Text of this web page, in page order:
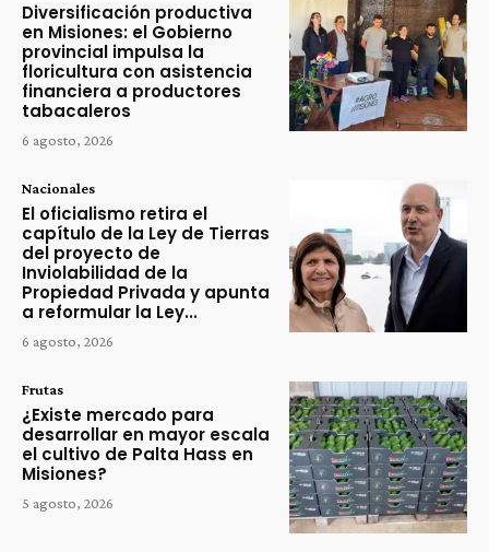
Diversificación productiva
en Misiones: el Gobierno
provincial impulsa la
floricultura con asistencia
financiera a productores
tabacaleros
6 agosto, 2026
Nacionales
El oficialismo retira el
capítulo de la Ley de Tierras
del proyecto de
Inviolabilidad de la
Propiedad Privada y apunta
a reformular la Ley...
6 agosto, 2026
Frutas
¿Existe mercado para
desarrollar en mayor escala
el cultivo de Palta Hass en
Misiones?
5 agosto, 2026